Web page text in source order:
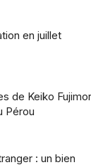
en juillet
de Keiko
Pérou
: un bien